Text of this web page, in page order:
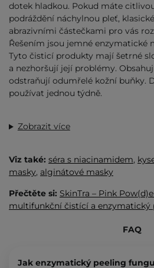
dotek hladkou. Pokud máte
podráždění náchylnou pleť,
abrazivními částečkami pro vás
Řešením jsou jemné enzymatické
Tyto čisticí produkty mají šetrné
a nezhoršují její problémy.
odstraňují odumřelé kožní buňky.
používat jednou týdně.
Zobrazit více
Viz také: séra s niacinamidem,
masky, alginátové masky
Přečtěte si: SkinTra – Pink
multifunkční čistící a enzymatický
FAQ
Jak enzymatický peeling